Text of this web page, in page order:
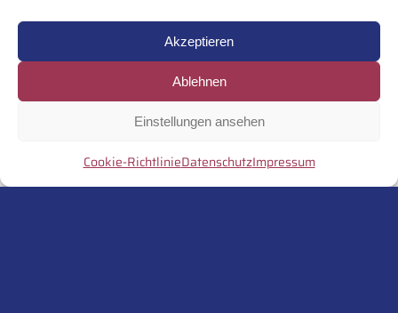
Akzeptieren
Ablehnen
Einstellungen ansehen
Cookie-RichtlinieDatenschutzImpressum
inklusive Service- und Wartung in Betracht
gezogen werden – Hymes hat für jeden
Anwendungsfall die passende Lösung.
Wir unterstützen Sie gerne.